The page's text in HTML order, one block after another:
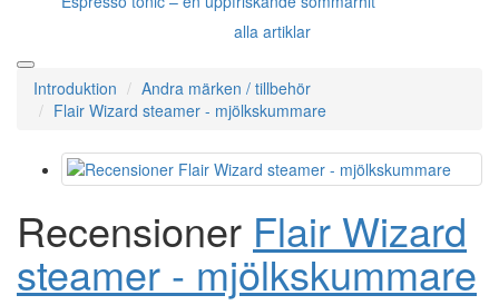
alla artiklar
Introduktion
Andra märken / tillbehör
Flair Wizard steamer - mjölkskummare
Recensioner Flair Wizard
steamer - mjölkskummare